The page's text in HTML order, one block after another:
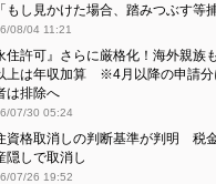
もし見かけた場合、踏みつぶす等
08/04 11:21
住許可』さらに厳格化！海外親族
上は年収加算 ※4月以降の申請
は排除へ
07/30 05:24
資格取消しの判断基準が判明 税
隠しで取消し
07/26 19:52